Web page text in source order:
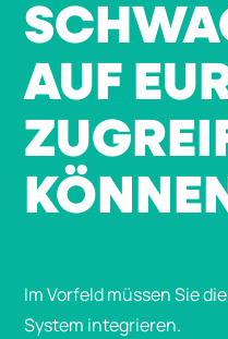
AUF
Im Vorfeld müssen Sie
System integrieren.